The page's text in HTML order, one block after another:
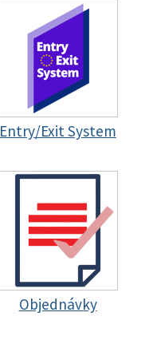
Entry/Exit System
Objednávky